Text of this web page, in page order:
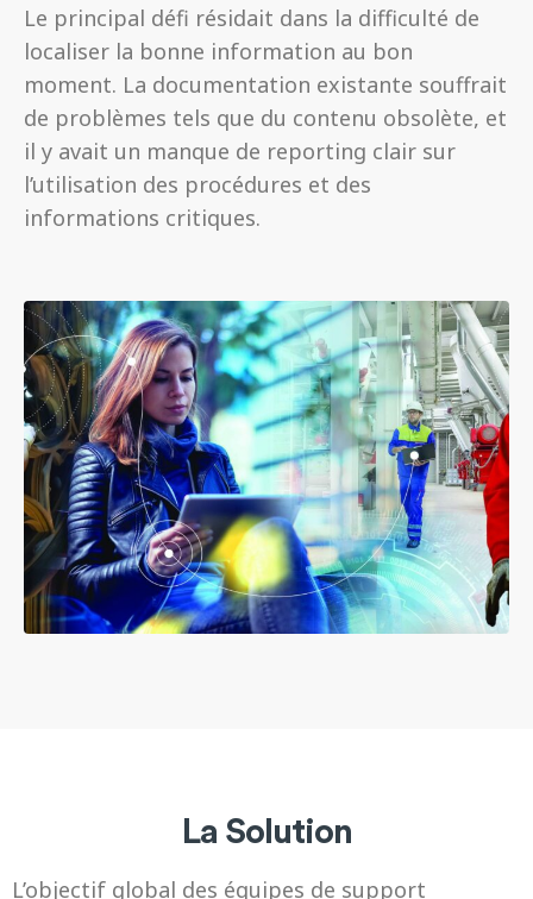
Le principal défi résidait dans la difficulté de
localiser la bonne information au bon
moment. La documentation existante souffrait
de problèmes tels que du contenu obsolète, et
il y avait un manque de reporting clair sur
l’utilisation des procédures et des
informations critiques.
La Solution
L’objectif global des équipes de support